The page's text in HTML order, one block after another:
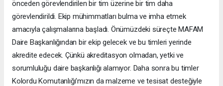
önceden görevlendirilen bir tim üzerine bir tim daha
görevlendirildi. Ekip mühimmatları bulma ve imha etmek
amacıyla çalışmalarına başladı. Önümüzdeki süreçte MAFAM
Daire Başkanlığından bir ekip gelecek ve bu timleri yerinde
akredite edecek. Çünkü akreditasyon olmadan, yetki ve
sorumluluğu daire başkanlığı alamıyor. Daha sonra bu timler
Kolordu Komutanlığı’mızın da malzeme ve tesisat desteğiyle